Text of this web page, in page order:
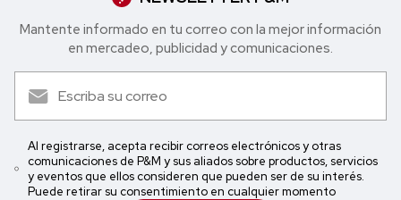
Mantente informado en tu correo con la mejor in formación
en mercadeo, publicidad y comunicaciones.
Al registrarse, acepta recibir correos electrónicos y otras
comunicaciones de P&M y sus aliados sobre productos, servicios
y eventos que ellos consideren que pueden ser de su interés.
Puede retirar su consentimiento en cualquier momento